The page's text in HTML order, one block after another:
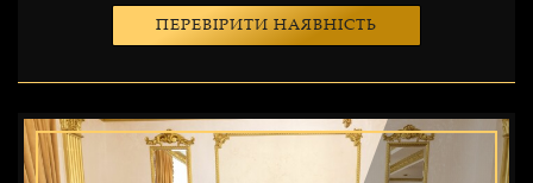
ПЕРЕВІРИТИ НАЯВНІСТЬ